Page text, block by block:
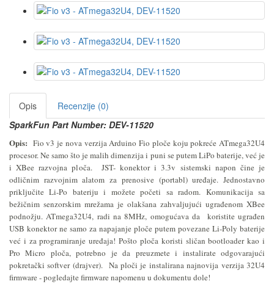
Opis
Recenzije (0)
SparkFun Part Number: DEV-11520
Opis: Fio v3 je nova verzija Arduino Fio ploče koju pokreće ATmega32U4
procesor. Ne samo što je malih dimenzija i puni se putem LiPo baterije, već je
i XBee razvojna ploča. JST- konektor i 3.3v sistemski napon čine je
odličnim razvojnim alatom za prenosive (portabl) uređaje. Jednostavno
priključite Li-Po bateriju i možete početi sa radom. Komunikacija sa
bežičnim senzorskim mrežama je olakšana zahvaljujući ugrađenom XBee
podnožju. ATmega32U4, radi na 8MHz, omogućava da koristite ugrađen
USB konektor ne samo za napajanje ploče putem povezane Li-Poly baterije
već i za programiranje uređaja! Pošto ploča koristi sličan bootloader kao i
Pro Micro ploča, potrebno je da preuzmete i instalirate odgovarajući
pokretački softver (drajver). Na ploči je instalirana najnovija verzija 32U4
firmware - pogledajte firmware napomenu u dokumentu dole!